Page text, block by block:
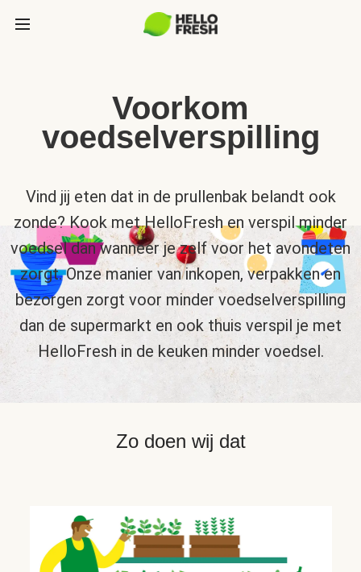
Voorkom
voedselverspilling
Vind jij eten dat in de prullenbak belandt ook
zonde? Kook met HelloFresh en verspil minder
voedsel dan wanneer je zelf voor het avondeten
zorgt. Onze manier van inkopen, verpakken en
bezorgen zorgt voor minder voedselverspilling
dan de supermarkt en ook thuis verspil je met
HelloFresh in de keuken minder voedsel.
Zo doen wij dat